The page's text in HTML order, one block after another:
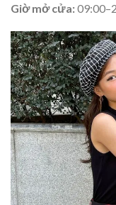
Giờ mở cửa: